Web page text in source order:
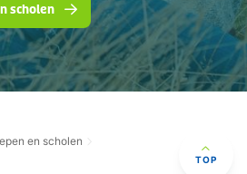
scholen
en scholen
TOP